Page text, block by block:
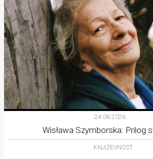
24.06.2026.
Wisława Szymborska: Prilog
KNJIŽEVNOST